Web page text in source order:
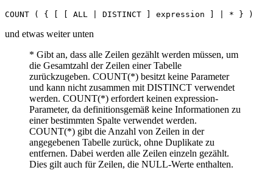
COUNT ( { [ [ ALL | DISTINCT ] expression ] | * } )
und etwas weiter unten
* Gibt an, dass alle Zeilen gezählt werden müssen, um
die Gesamtzahl der Zeilen einer Tabelle
zurückzugeben. COUNT(*) besitzt keine Parameter
und kann nicht zusammen mit DISTINCT verwendet
werden. COUNT(*) erfordert keinen expression-
Parameter, da definitionsgemäß keine Informationen zu
einer bestimmten Spalte verwendet werden.
COUNT(*) gibt die Anzahl von Zeilen in der
angegebenen Tabelle zurück, ohne Duplikate zu
entfernen. Dabei werden alle Zeilen einzeln gezählt.
Dies gilt auch für Zeilen, die NULL-Werte enthalten.